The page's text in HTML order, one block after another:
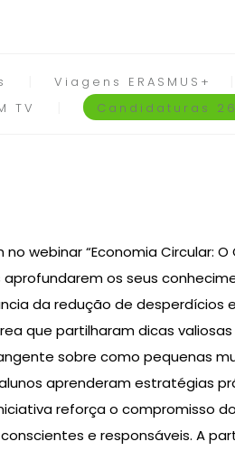
Viagens ERASMUS+
TV Candidaturas
webinar “Economia Circular: O
os seus
da redução de desperdícios
que partilharam dicas
sobre como pequenas
aprenderam estratégias
reforça o compromisso
e responsáveis. A